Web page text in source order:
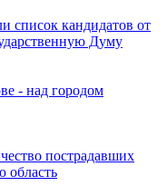
список кандидатов от
Думу
- над городом
пострадавших
область